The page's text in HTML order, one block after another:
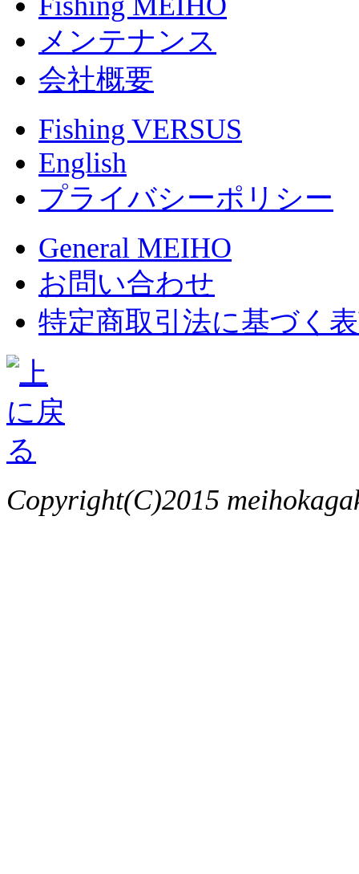
メンテナンス
会社概要
Fishing VERSUS
English
プライバシーポリシー
General MEIHO
お問い合わせ
特定商取引法に基づく
Copyright(C)2015